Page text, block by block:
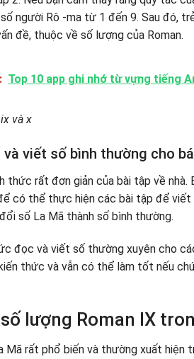
người Rô -ma từ 1 đến 9. Sau đó,
đề, thuộc về số lượng của Roman.
Top 10 app ghi nhớ từ vựng tiếng
và x
viết số bình thường cho
thức rất đơn giản của bài tập về
có thể thực hiện các bài tập để
số La Mã thành số bình thường.
đọc và viết số thường xuyên cho
​​thức và vẫn có thể làm tốt nếu
lượng Roman IX
Mã rất phổ biến và thường xuất hiện